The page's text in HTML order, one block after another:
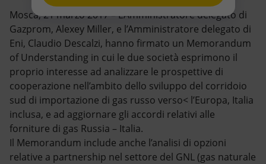
Modello satellitare
Energia accessibile
Innovazione
Scenari energetici
Attività nel mondo
Mosca, 21 marzo 2017 – L’Amministratore delegato di
Gazprom, Alexey Miller, e l’Amministratore delegato di
Eni, Claudio Descalzi, hanno firmato un Memorandum
of Understanding in cui le due società esprimono il
proprio interesse ad analizzare le prospettive di
cooperazione nell’ambito dello sviluppo del corridoio
sud di importazione di gas russo verso< l’Europa, Italia
inclusa, e ad aggiornare gli accordi relativi alle
forniture di gas Russia – Italia.
Il Memorandum include anche l’analisi di opzioni
relative a partnership nel settore del GNL (gas naturale